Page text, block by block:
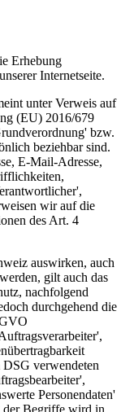
Erhebung
Internetseite.
unter Verweis auf
(EU) 2016/679
bzw.
beziehbar sind.
E-Mail-Adresse,
wir auf die
des Art. 4
auswirken, auch
gilt auch das
nachfolgend
durchgehend die
verwendeten
Personendaten'
der Begriffe wird in